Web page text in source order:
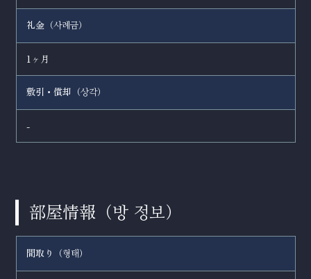
礼金（사례금）
1ヶ月
敷引・償却（상각）
-
部屋情報（방 정보）
間取り（형태 ）